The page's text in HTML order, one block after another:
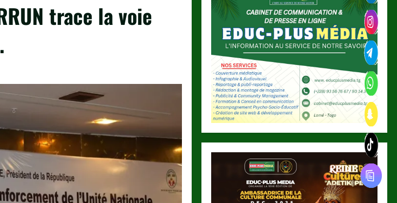
trace la voie